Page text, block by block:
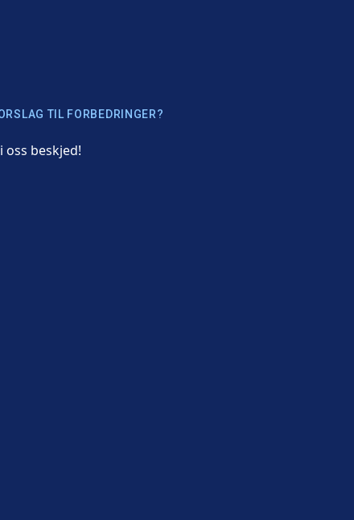
TIL FORBEDRINGER?
oss beskjed!